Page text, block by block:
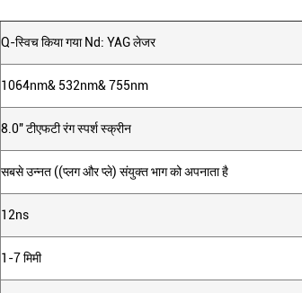
Q-स्विच किया गया Nd: YAG लेजर
1064nm& 532nm& 755nm
8.0" टीएफटी रंग स्पर्श स्क्रीन
सबसे उन्नत ((प्लग और प्ले) संयुक्त भाग को अपनाता है
12ns
1-7 मिमी